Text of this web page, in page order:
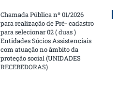
Chamada Pública nº 01/2026
para realização de Pré- cadastro
para selecionar 02 ( duas )
Entidades Sócios Assistenciais
com atuação no âmbito da
proteção social (UNIDADES
RECEBEDORAS)